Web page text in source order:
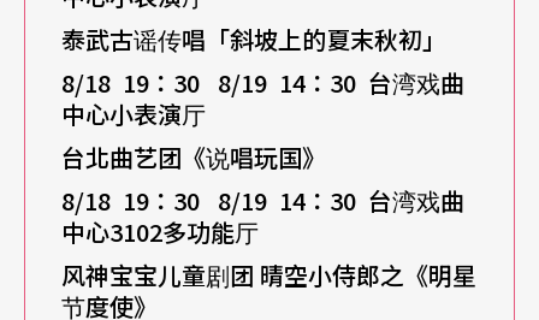
泰武古谣传唱「斜坡上的夏末秋初」
8/18 19 ：30 8/19 14 ：30 台湾戏曲
中心小表演厅
台北曲艺团《说唱玩国》
8/18 19 ：30 8/19 14 ：30 台湾戏曲
中心3102多功能厅
风神宝宝儿童剧团 晴空小侍郎之《明星
节度使》